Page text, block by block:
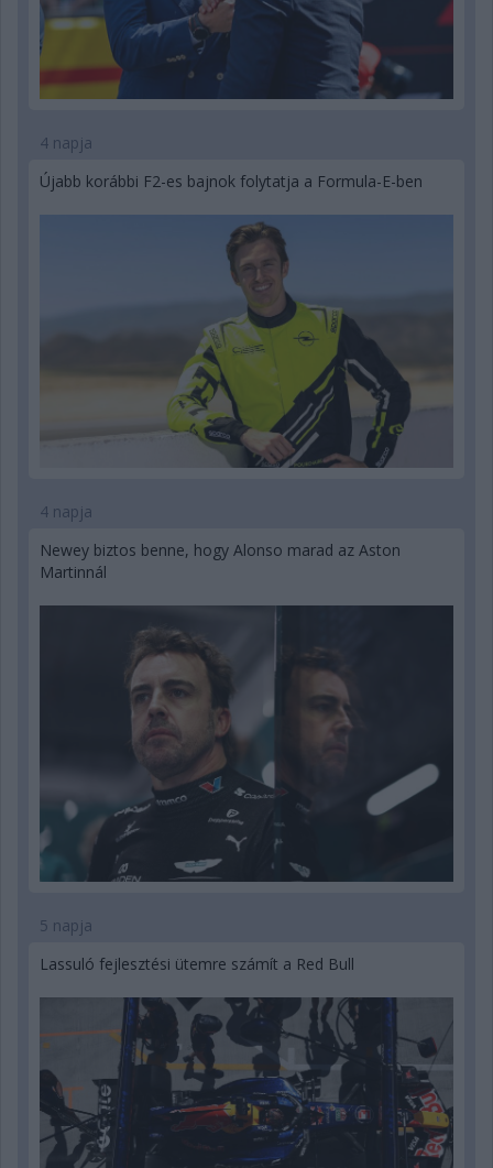
4 napja
Újabb korábbi F2-es bajnok folytatja a Formula-E-ben
4 napja
Newey biztos benne, hogy Alonso marad az Aston
Martinnál
5 napja
Lassuló fejlesztési ütemre számít a Red Bull